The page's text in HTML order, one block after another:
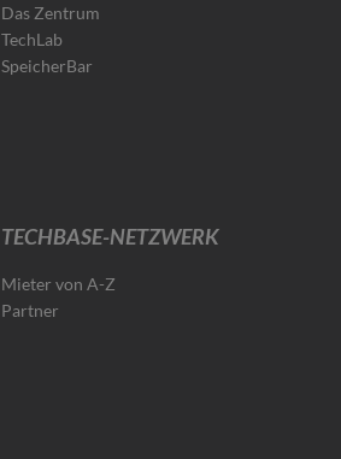
Das Zentrum
TechLab
SpeicherBar
TECHBASE-NETZWERK
Mieter von A-Z
Partner